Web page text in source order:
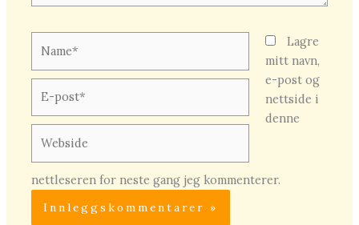
post*
Lagre
mitt navn,
e-post og
nettside i
denne
nettleseren for neste gang jeg kommenterer.